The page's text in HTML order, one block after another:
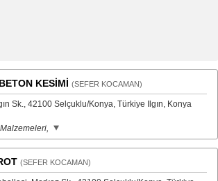
KESİMİ (SEFER KOCAMAN)
Sk., 42100 Selçuklu/Konya, Türkiye Ilgın, Konya
(SEFER KOCAMAN)